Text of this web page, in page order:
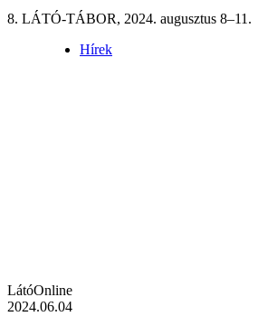
8. LÁTÓ-TÁBOR, 2024. augusztus 8–11.
Hírek
LátóOnline
2024.06.04